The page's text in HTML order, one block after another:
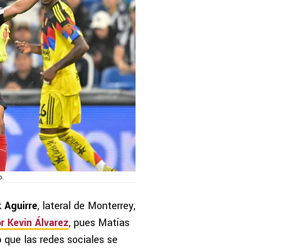
Aguirre, lateral de Monterrey,
Kevin Álvarez, pues Matías
las redes sociales se